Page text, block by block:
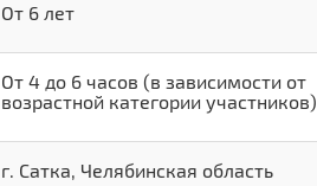
От 6 лет
От 4 до 6 часов (в зависимости от
возрастной категории участников)
г. Сатка, Челябинская область